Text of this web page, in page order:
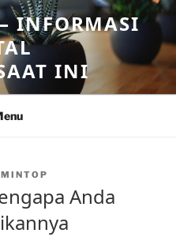
INFORMASI
INI
Anda